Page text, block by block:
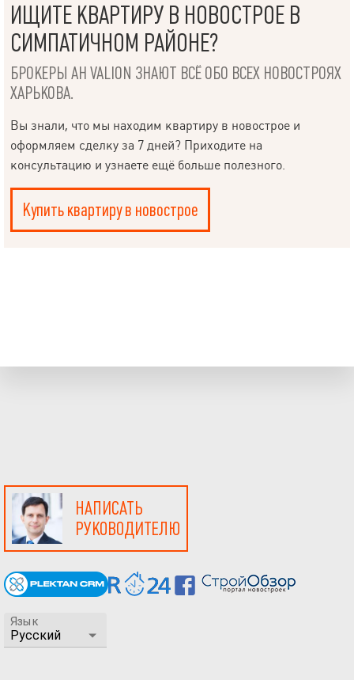
ИЩИТЕ КВАРТИРУ В НОВОСТРОЕ В
СИМПАТИЧНОМ РАЙОНЕ?
БРОКЕРЫ АН VALION ЗНАЮТ ВСЁ ОБО ВСЕХ НОВОСТРОЯХ
ХАРЬКОВА.
Вы знали, что мы находим квартиру в новострое и
оформляем сделку за 7 дней? Приходите на
консультацию и узнаете ещё больше полезного.
Купить квартиру в новострое
НАПИСАТЬ
РУКОВОДИТЕЛЮ
Язык